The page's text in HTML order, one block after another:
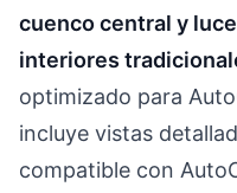
cuenco central y
interiores
optimizado para
incluye vistas
compatible con